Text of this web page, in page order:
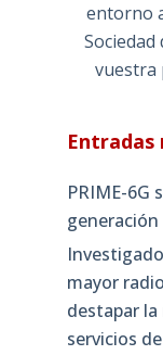
entorno
vuestra
Entradas
PRIME-6G
mayor
destapar
servicios